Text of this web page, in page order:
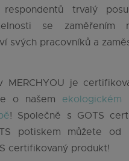
respondentů trvalý
se zaměřením
svých pracovníků a
je
o našem ekologickém
! Společně s GOTS
potiskem můžete od
certifikovaný produkt!